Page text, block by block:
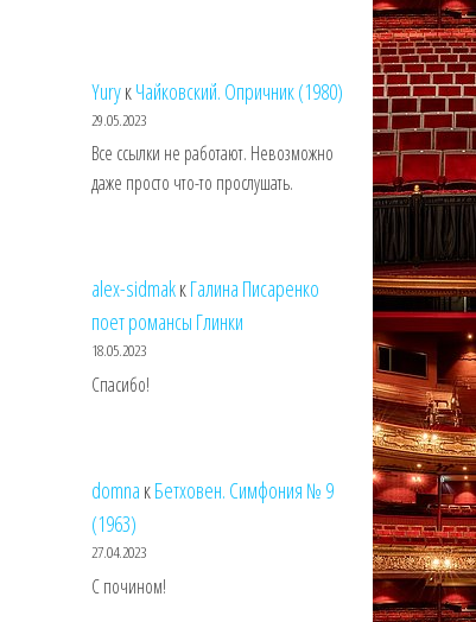
YuryкЧайковский. Опричник (1980)
29.05.2023
Все ссылки не работают. Невозможно
даже просто что-то прослушать.
alex-sidmakкГалина Писаренко
поет романсы Глинки
18.05.2023
Спасибо!
domna кБетховен. Симфония № 9
(1963)
27.04.2023
С почином!